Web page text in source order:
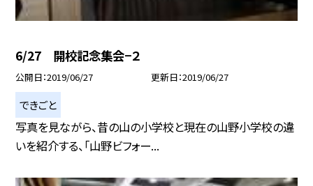
6/27 開校記念集会−２
公開日 2019/06/27 更新日 2019/06/27
できごと
写真を見ながら、昔の山の小学校と現在の山野小学校の違
いを紹介する、「山野ビフォー...